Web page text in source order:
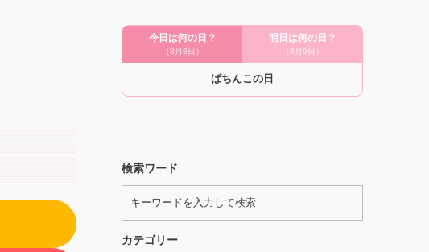
今日は何の日？
（8月8日）
明日は何の日？
（8月9日）
ぱちんこの日
検索ワード
カテゴリー